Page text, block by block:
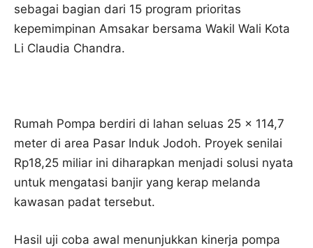
sebagai bagian dari 15 program prioritas
kepemimpinan Amsakar bersama Wakil Wali Kota
Li Claudia Chandra.
Rumah Pompa berdiri di lahan seluas 25 x 114,7
meter di area Pasar Induk Jodoh. Proyek senilai
Rp18,25 miliar ini diharapkan menjadi solusi nyata
untuk mengatasi banjir yang kerap melanda
kawasan padat tersebut.
Hasil uji coba awal menunjukkan kinerja pompa